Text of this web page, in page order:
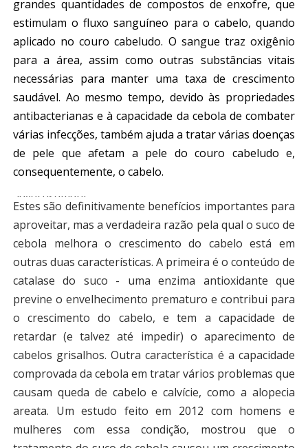
grandes quantidades de compostos de enxofre, que
estimulam o fluxo sanguíneo para o cabelo, quando
aplicado no couro cabeludo. O sangue traz oxigênio
para a área, assim como outras substâncias vitais
necessárias para manter uma taxa de crescimento
saudável. Ao mesmo tempo, devido às propriedades
antibacterianas e à capacidade da cebola de combater
várias infecções, também ajuda a tratar várias doenças
de pele que afetam a pele do couro cabeludo e,
consequentemente, o cabelo.
advertisement
Estes são definitivamente benefícios importantes para
aproveitar, mas a verdadeira razão pela qual o suco de
cebola melhora o crescimento do cabelo está em
outras duas características. A primeira é o conteúdo de
catalase do suco - uma enzima antioxidante que
previne o envelhecimento prematuro e contribui para
o crescimento do cabelo, e tem a capacidade de
retardar (e talvez até impedir) o aparecimento de
cabelos grisalhos. Outra característica é a capacidade
comprovada da cebola em tratar vários problemas que
causam queda de cabelo e calvície, como a alopecia
areata. Um estudo feito em 2012 com homens e
mulheres com essa condição, mostrou que o